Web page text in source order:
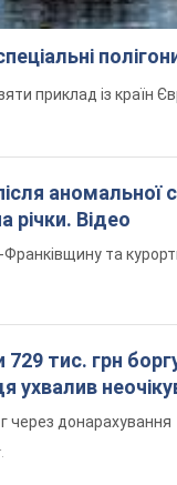
приклад із країн
річки. Відео
та
729 тис. грн
ухвалив
через донарахування